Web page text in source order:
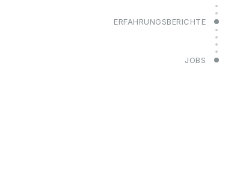
ERFAHRUNGSBERICHTE
JOBS